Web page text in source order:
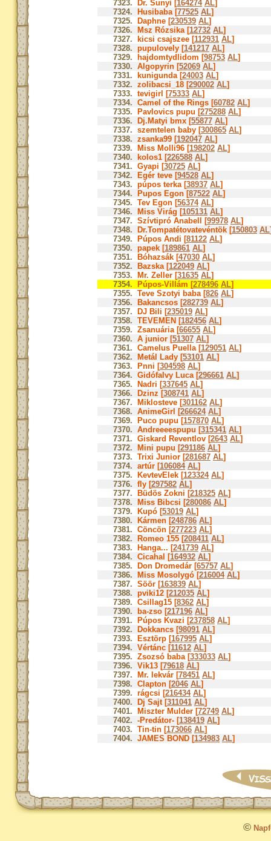
7323.
Dr. Sunyi [164274 AL]
7324.
Husibaba [77525 AL]
7325.
Daphne [230539 AL]
7326.
Msz Rózsika [12732 AL]
7327.
kicsi csajszee [112931 AL]
7328. pupulovely [141217 AL]
7329.
hajdomtydlidom [98753 AL]
7330. Algopyrin [52069 AL]
7331.
kunigunda [24003 AL]
7332. zolibacsi_18 [290002 AL]
7333. tevigirl [75333 AL]
7334. Camel of the Rings [60782 AL]
7335.
Pavlovics pupu [275288 AL]
7336.
Dj.Matyi bmx [55877 AL]
7337. szemtelen baby [300865 AL]
7338. zsanka99 [192047 AL]
7339.
Miss Molli96 [198202 AL]
7340.
kolos1 [226588 AL]
7341. Gyapi [30725 AL]
7342.
Egér teve [94528 AL]
7343. púpos terka [38937 AL]
7344.
Pupos Egon [87522 AL]
7345. Tev Egon [56374 AL]
7346.
Miss Virág [105131 AL]
7347. Szívtipró Anabell [99978 AL]
7348.
Dr.Tompatétovatevéntök [150803 AL
7349.
Púpos Andi [81122 AL]
7350. papek [189861 AL]
7351.
Bóhazsák [47030 AL]
7352.
Bazska [122049 AL]
7353.
Mr. Zeller [31635 AL]
7354.
Púpos-Villám [278496 AL]
7355. Teve Szotyi baba [826 AL]
7356.
Bakancsos [282739 AL]
7357.
DJ Bili [235019 AL]
7358. TEVEMEN [182456 AL]
7359. Zsanuária [66655 AL]
7360. A junior [51307 AL]
7361. Camelus Puella [129051 AL]
7362.
Metál Lady [53101 AL]
7363.
Pnni [304598 AL]
7364. Gidófalvy Luca [296661 AL]
7365.
Nadri [337645 AL]
7366.
Dzinz [308741 AL]
7367.
Miklosteve [301162 AL]
7368. AnimeGirl [266624 AL]
7369.
Puco pupu [157870 AL]
7370. Andreeeespupu [315341 AL]
7371. Giskard Reventlov [2643 AL]
7372.
Mini pupu [291186 AL]
7373. Trixi Junior [281687 AL]
7374. artúr [106084 AL]
7375.
KevtevElek [123324 AL]
7376. fly [297582 AL]
7377.
Büdös Zokni [218325 AL]
7378.
Miss Bibcsi [280086 AL]
7379.
Kupó [53019 AL]
7380.
Kármen [248786 AL]
7381. Cöncön [277223 AL]
7382.
Romeo 155 [208411 AL]
7383.
Hanga... [241739 AL]
7384. Cicahal [164932 AL]
7385.
Don Dromedár [65757 AL]
7386.
Miss Mosolygó [216004 AL]
7387. Söör [163839 AL]
7388. pviki12 [212035 AL]
7389. Csillag15 [8362 AL]
7390.
ba-zso [217196 AL]
7391.
Púpos Kvazi [237858 AL]
7392.
Dokkancs [98091 AL]
7393.
Esztörp [167995 AL]
7394. Vértánc [11612 AL]
7395. Zsozsó baba [333033 AL]
7396. Vik13 [79618 AL]
7397.
Mr. lekvár [78451 AL]
7398. Clapton [2046 AL]
7399. rágcsi [216434 AL]
7400.
Dj Sajt [311041 AL]
7401.
Miszter Mulder [72749 AL]
7402. -Predátor- [138419 AL]
7403. Tin-tin [173066 AL]
7404. JAMES BOND [134983 AL]
©